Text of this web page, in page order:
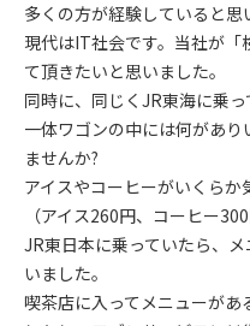
多くの方が経験していると思
現代はIT社会です。当社が
て頂きたいと思いました。
同時に、同じくJR東海に乗
一体ワゴンの中には何があ
ませんか?
アイスやコーヒーがいくらか
（アイス260円、コーヒー300
JR東日本に乗っていたら、
いました。
喫茶店に入ってメニューがあ